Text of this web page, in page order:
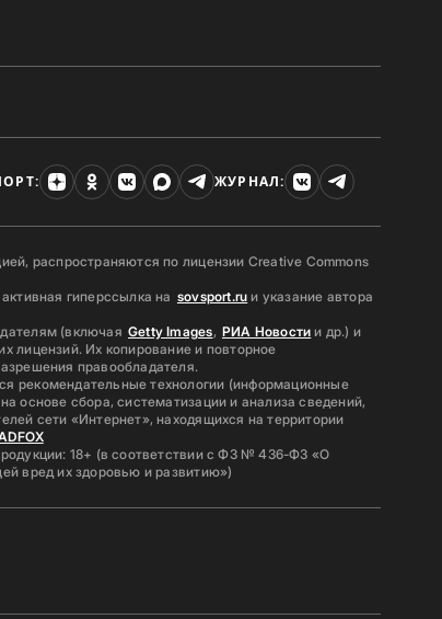
ЖУРНАЛ:
распространяются по лицензии Creative Commons
гиперссылка на sovsport.ru и указание автора
(включая Getty Images, РИА Новости и др.) и
лицензий. Их копирование и повторное
правообладателя.
рекомендательные технологии (информационные
основе сбора, систематизации и анализа сведений,
сети «Интернет», находящихся на территории
18+ (в соответствии с ФЗ № 436-ФЗ «О
вред их здоровью и развитию»)